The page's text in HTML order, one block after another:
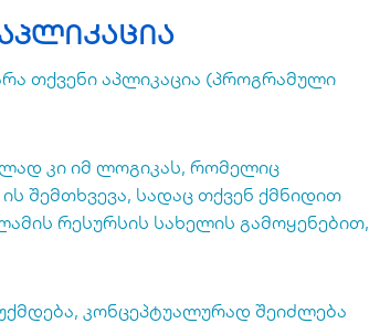
თქვენი აპლიკაცია (პროგრამული
კი იმ ლოგიკას, რომელიც
შემთხვევა, სადაც თქვენ ქმნიდით
რესურსის სახელის გამოყენებით,
კონცეპტუალურად შეიძლება